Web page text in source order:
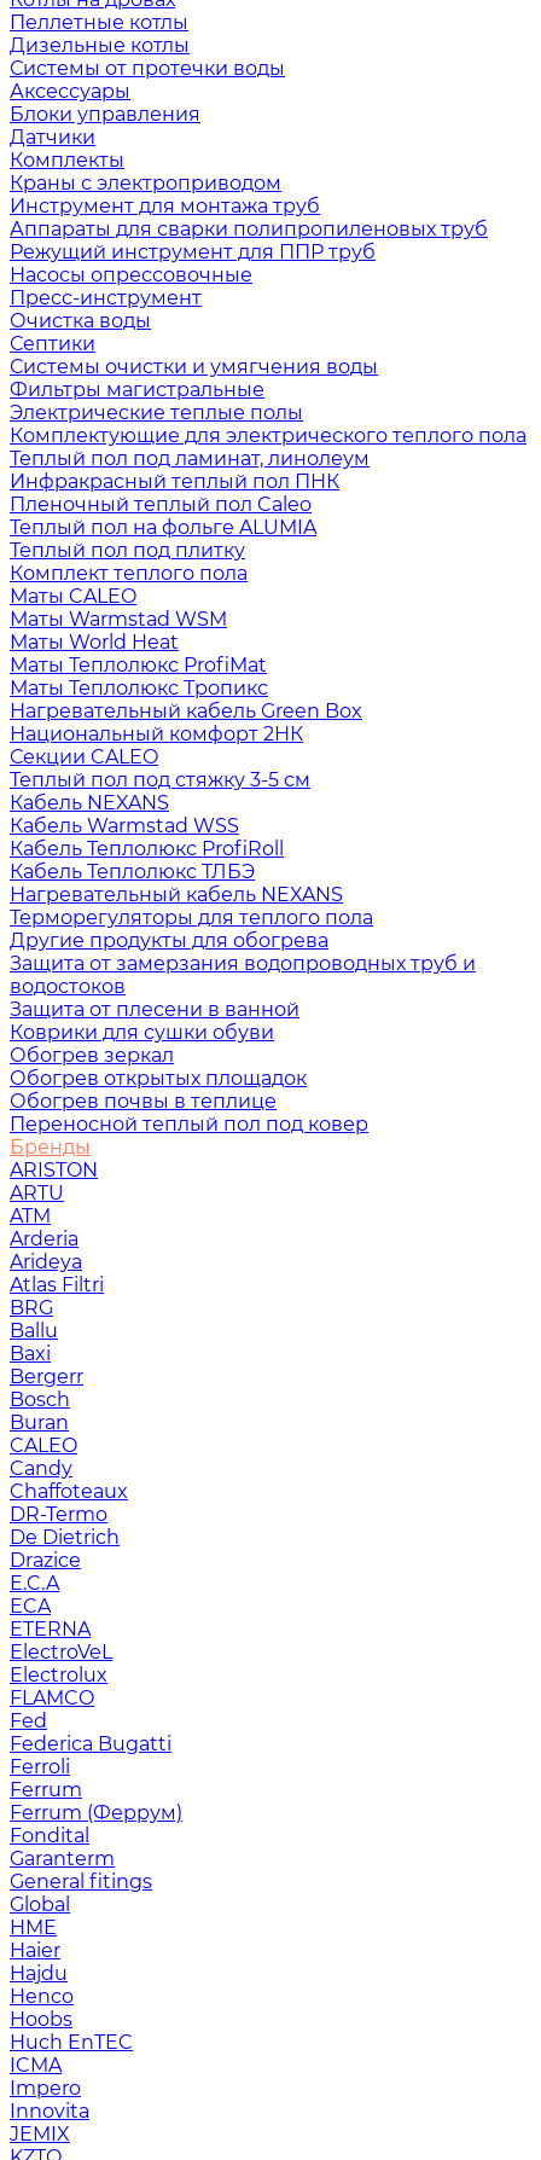
Пеллетные котлы
Дизельные котлы
Системы от протечки воды
Аксессуары
Блоки управления
Датчики
Комплекты
Краны с электроприводом
Инструмент для монтажа труб
Аппараты для сварки полипропиленовых труб
Режущий инструмент для ППР труб
Насосы опрессовочные
Пресс-инструмент
Очистка воды
Септики
Системы очистки и умягчения воды
Фильтры магистральные
Электрические теплые полы
Комплектующие для электрического теплого пола
Теплый пол под ламинат, линолеум
Инфракрасный теплый пол ПНК
Пленочный теплый пол Caleo
Теплый пол на фольге ALUMIA
Теплый пол под плитку
Комплект теплого пола
Маты CALEO
Маты Warmstad WSM
Маты World Heat
Маты Теплолюкс ProfiMat
Маты Теплолюкс Тропикс
Нагревательный кабель Green Box
Национальный комфорт 2НК
Секции CALEO
Теплый пол под стяжку 3-5 см
Кабель NEXANS
Кабель Warmstad WSS
Кабель Теплолюкс ProfiRoll
Кабель Теплолюкс ТЛБЭ
Нагревательный кабель NEXANS
Терморегуляторы для теплого пола
Другие продукты для обогрева
Защита от замерзания водопроводных труб и
водостоков
Защита от плесени в ванной
Коврики для сушки обуви
Обогрев зеркал
Обогрев открытых площадок
Обогрев почвы в теплице
Переносной теплый пол под ковер
Бренды
ARISTON
ARTU
ATM
Arderia
Arideya
Atlas Filtri
BRG
Ballu
Baxi
Bergerr
Bosch
Buran
CALEO
Candy
Chaffoteaux
DR-Termo
De Dietrich
Drazice
E.C.A
ECA
ETERNA
ElectroVeL
Electrolux
FLAMCO
Fed
Federica Bugatti
Ferroli
Ferrum
Ferrum (Феррум)
Fondital
Garanterm
General fitings
Global
HME
Haier
Hajdu
Henco
Hoobs
Huch EnTEC
ICMA
Impero
Innovita
JEMIX